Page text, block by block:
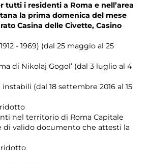
tutti i residenti a Roma e nell’area
la prima domenica del mese
Casina delle Civette, Casino
- 1969) (dal 25 maggio al 25
di Nikolaj Gogol’ (dal 3 luglio al 4
(dal 18 settembre 2016 al 15
nel territorio di Roma Capitale
di valido documento che attesti la
ridotto